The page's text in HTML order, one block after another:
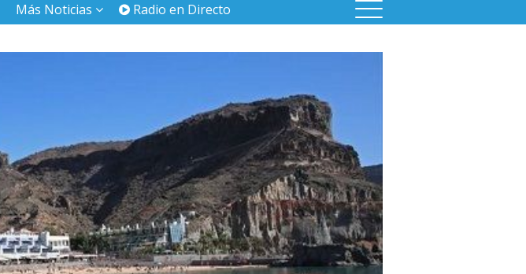
Más Noticias Radio en Directo